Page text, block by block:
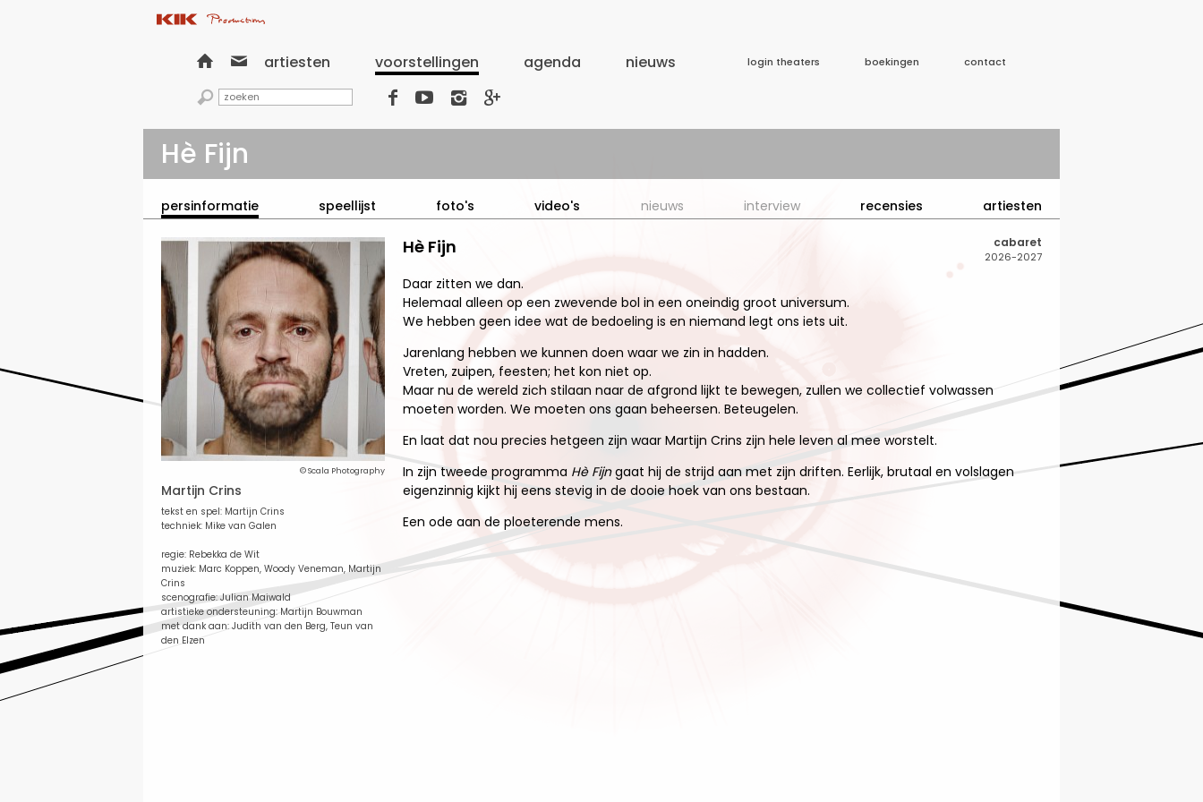
  artiesten voorstellingen agenda nieuws login theaters boekingen contact
    
Hè Fijn
persinformatie speellijst foto's video's nieuws interview recensies artiesten
© Scala Photography
Martijn Crins
tekst en spel: Martijn Crins
techniek: Mike van Galen
regie: Rebekka de Wit
muziek: Marc Koppen, Woody Veneman, Martijn
Crins
scenografie: Julian Maiwald
artistieke ondersteuning: Martijn Bouwman
met dank aan: Judith van den Berg, Teun van
den Elzen
cabaret
2026-2027
Hè Fijn
Daar zitten we dan.
Helemaal alleen op een zwevende bol in een oneindig groot universum.
We hebben geen idee wat de bedoeling is en niemand legt ons iets uit.
Jarenlang hebben we kunnen doen waar we zin in hadden.
Vreten, zuipen, feesten; het kon niet op.
Maar nu de wereld zich stilaan naar de afgrond lijkt te bewegen, zullen we collectief volwassen
moeten worden. We moeten ons gaan beheersen. Beteugelen.
En laat dat nou precies hetgeen zijn waar Martijn Crins zijn hele leven al mee worstelt.
In zijn tweede programma Hè Fijngaat hij de strijd aan met zijn driften. Eerlijk, brutaal en volslagen
eigenzinnig kijkt hij eens stevig in de dooie hoek van ons bestaan.
Een ode aan de ploeterende mens.